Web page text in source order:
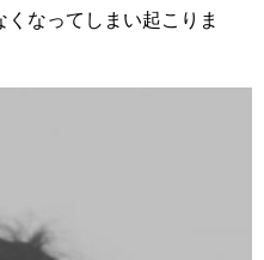
なってしまい起こりま